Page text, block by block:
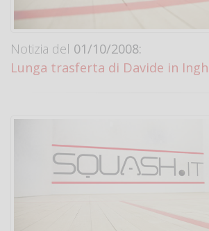
Notizia del 01/10/2008:
Lunga trasferta di Davide in